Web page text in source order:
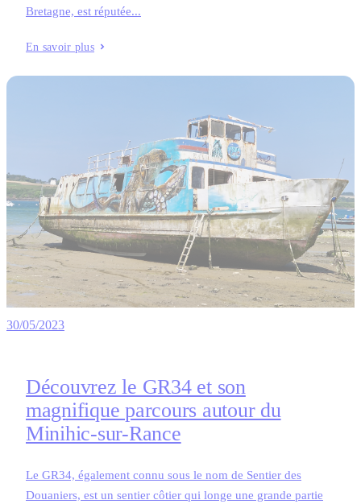
Bretagne, est réputée...
En savoir plus
30/05/2023
Découvrez le GR34 et son
magnifique parcours autour du
Minihic-sur-Rance
Le GR34, également connu sous le nom de Sentier des
Douaniers, est un sentier côtier qui longe une grande partie